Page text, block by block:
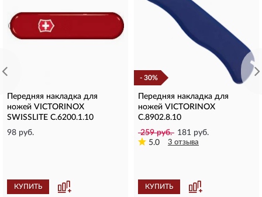
Передняя накладка для
ножей VICTORINOX
SWISSLITE C.6200.1.10
98 руб.
КУПИТЬ
- 30%
Передняя накладка для
ножей VICTORINOX
C.8902.8.10
259 руб. 181 руб.
5.0
3 отзыва
КУПИТЬ